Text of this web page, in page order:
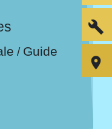
/ Guide
build
room